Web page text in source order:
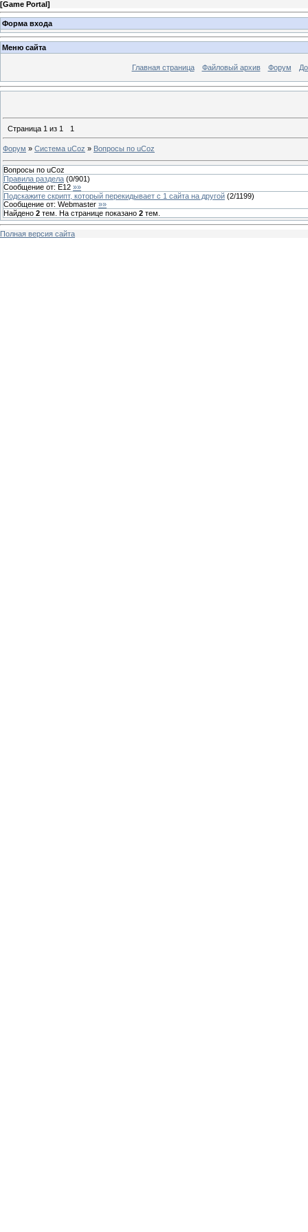
[Game Portal]
Форма входа
Меню сайта
Главная страница Файловый архив Форум
Страница 1 из 1 1
Форум » Система uCoz » Вопросы по uCoz
Вопросы по uCoz
Правила раздела (0/901)
Сообщение от: E12 »»
Подскажите скрипт, который перекидывает с 1 сайта на другой (2/1199)
Сообщение от: Webmaster »»
Найдено 2 тем. На странице показано 2 тем.
Полная версия сайта